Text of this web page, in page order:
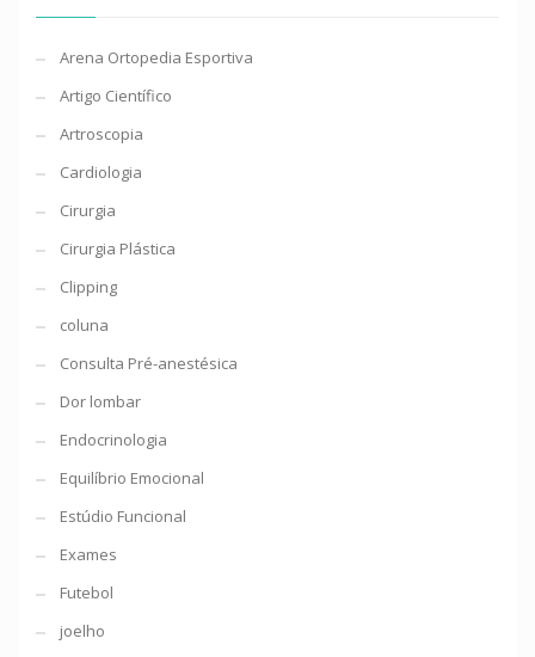
Arena Ortopedia Esportiva
Artigo Científico
Artroscopia
Cardiologia
Cirurgia
Cirurgia Plástica
Clipping
coluna
Consulta Pré-anestésica
Dor lombar
Endocrinologia
Equilíbrio Emocional
Estúdio Funcional
Exames
Futebol
joelho